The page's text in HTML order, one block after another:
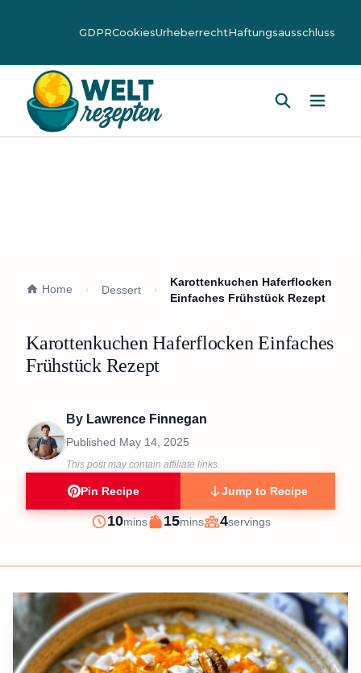
GDPRCookiesUrheberrechtHaftungsausschluss
Home Dessert
Karottenkuchen Haferflocken
Einfaches Frühstück Rezept
Karottenkuchen Haferflocken Einfaches
Frühstück Rezept
By Lawrence Finnegan
Published May 14, 2025
This post may contain affiliate links.
Pin Recipe Jump to Recipe
Prep
10minutes
mins
Cook
15minutes
mins
Servings
4servings